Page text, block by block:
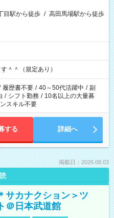
目駅から徒歩 / 高田馬場駅から徒歩
＾＾（規定あり）
履歴書不要 / 40～50代活躍中 / 副
/ シフト勤務 / 10名以上の大量募
スキル不要
する 詳細へ
掲載日：2026.08.03
サカナクション＞ツ
＠日本武道館